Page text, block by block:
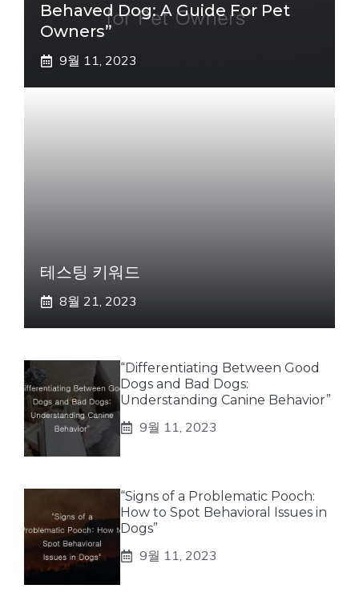
Behaved Dog: A Guide For Pet
Owners”
9월 11, 2023
테스팅 키워드
8월 21, 2023
“Differentiating Between Good
Dogs and Bad Dogs:
Understanding Canine Behavior”
9월 11, 2023
“Signs of a Problematic Pooch:
How to Spot Behavioral Issues in
Dogs”
9월 11, 2023